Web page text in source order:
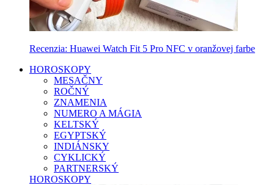
Recenzia: Huawei Watch Fit 5 Pro NFC v oranžovej farbe
HOROSKOPY
MESAČNY
ROČNÝ
ZNAMENIA
NUMERO A MÁGIA
KELTSKÝ
EGYPTSKÝ
INDIÁNSKY
CYKLICKÝ
PARTNERSKÝ
HOROSKOPY